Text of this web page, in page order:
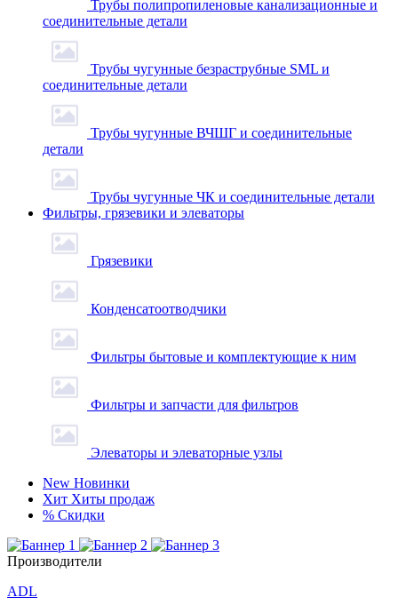
Трубы полипропиленовые канализационные и
соединительные детали
Трубы чугунные безраструбные SML и
соединительные детали
Трубы чугунные ВЧШГ и соединительные
детали
Трубы чугунные ЧК и соединительные детали
Фильтры, грязевики и элеваторы
Грязевики
Конденсатоотводчики
Фильтры бытовые и комплектующие к ним
Фильтры и запчасти для фильтров
Элеваторы и элеваторные узлы
New Новинки
Хит Хиты продаж
% Скидки
Производители
ADL